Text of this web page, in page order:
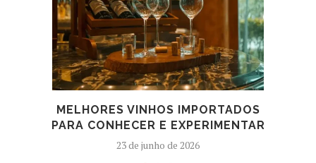
MELHORES VINHOS IMPORTADOS
PARA CONHECER E EXPERIMENTAR
23 de junho de 2026